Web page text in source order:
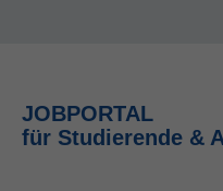
JOBPORTAL
für Studierende &